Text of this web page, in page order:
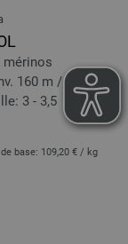
160 m / 50 g
3 - 3,5
base:109,20 € / kg